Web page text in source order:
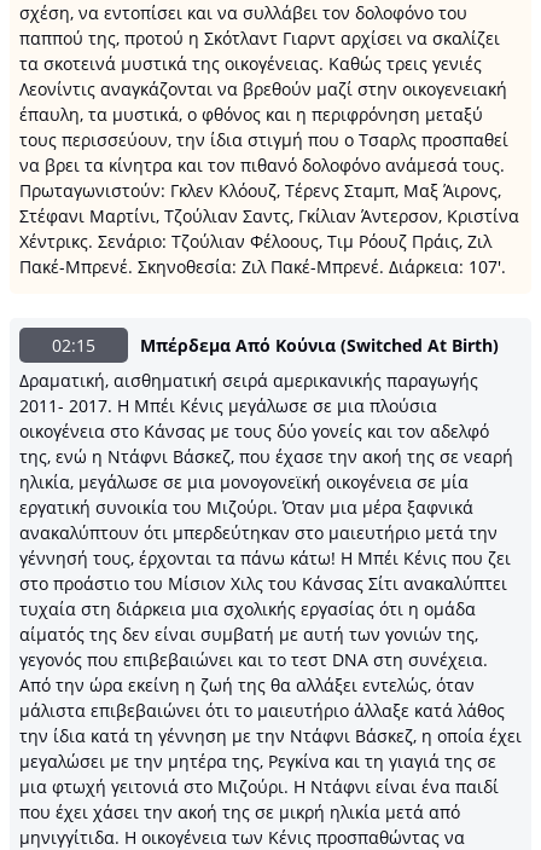
σχέση, να εντοπίσει και να συλλάβει τον δολοφόνο του
παππού της, προτού η Σκότλαντ Γιαρντ αρχίσει να σκαλίζει
τα σκοτεινά μυστικά της οικογένειας. Καθώς τρεις γενιές
Λεονίντις αναγκάζονται να βρεθούν μαζί στην οικογενειακή
έπαυλη, τα μυστικά, ο φθόνος και η περιφρόνηση μεταξύ
τους περισσεύουν, την ίδια στιγμή που ο Τσαρλς προσπαθεί
να βρει τα κίνητρα και τον πιθανό δολοφόνο ανάμεσά τους.
Πρωταγωνιστούν: Γκλεν Κλόουζ, Τέρενς Σταμπ, Μαξ Άιρονς,
Στέφανι Μαρτίνι, Τζούλιαν Σαντς, Γκίλιαν Άντερσον, Κριστίνα
Χέντρικς. Σενάριο: Τζούλιαν Φέλοους, Τιμ Ρόουζ Πράις, Ζιλ
Πακέ-Μπρενέ. Σκηνοθεσία: Ζιλ Πακέ-Μπρενέ. Διάρκεια: 107'.
02:15
Μπέρδεμα Από Κούνια (Switched At Birth)
Δραματική, αισθηματική σειρά αμερικανικής παραγωγής
2011- 2017. Η Μπέι Κένις μεγάλωσε σε μια πλούσια
οικογένεια στο Κάνσας με τους δύο γονείς και τον αδελφό
της, ενώ η Ντάφνι Βάσκεζ, που έχασε την ακοή της σε νεαρή
ηλικία, μεγάλωσε σε μια μονογονεϊκή οικογένεια σε μία
εργατική συνοικία του Μιζούρι. Όταν μια μέρα ξαφνικά
ανακαλύπτουν ότι μπερδεύτηκαν στο μαιευτήριο μετά την
γέννησή τους, έρχονται τα πάνω κάτω! Η Μπέι Κένις που ζει
στο προάστιο του Μίσιον Χιλς του Κάνσας Σίτι ανακαλύπτει
τυχαία στη διάρκεια μια σχολικής εργασίας ότι η ομάδα
αίματός της δεν είναι συμβατή με αυτή των γονιών της,
γεγονός που επιβεβαιώνει και το τεστ DNA στη συνέχεια.
Από την ώρα εκείνη η ζωή της θα αλλάξει εντελώς, όταν
μάλιστα επιβεβαιώνει ότι το μαιευτήριο άλλαξε κατά λάθος
την ίδια κατά τη γέννηση με την Ντάφνι Βάσκεζ, η οποία έχει
μεγαλώσει με την μητέρα της, Ρεγκίνα και τη γιαγιά της σε
μια φτωχή γειτονιά στο Μιζούρι. Η Ντάφνι είναι ένα παιδί
που έχει χάσει την ακοή της σε μικρή ηλικία μετά από
μηνιγγίτιδα. Η οικογένεια των Κένις προσπαθώντας να